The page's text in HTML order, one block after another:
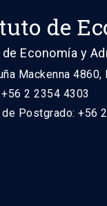
de
Economía y
Mackenna
2 2354 4303
Postgrado: +56